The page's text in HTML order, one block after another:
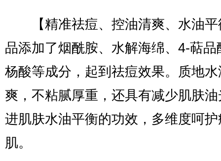
【精准祛痘、控油清爽、水油平
品添加了烟酰胺、水解海绵、4-萜品
杨酸等成分，起到祛痘效果。质地
爽，不粘腻厚重，还具有减少肌肤
进肌肤水油平衡的功效，多维度呵
肌。